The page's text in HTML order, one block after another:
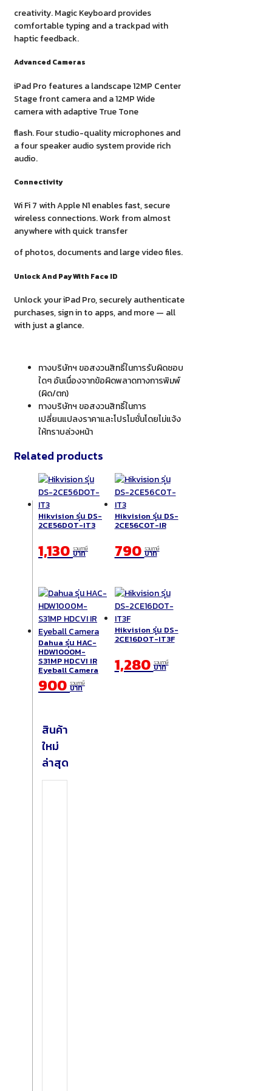
creativity. Magic Keyboard provides
comfortable typing and a trackpad with
haptic feedback.
Advanced Cameras
iPad Pro features a landscape 12MP Center
Stage front camera and a 12MP Wide
camera with adaptive True Tone
flash. Four studio-quality microphones and
a four speaker audio system provide rich
audio.
Connectivity
Wi Fi 7 with Apple N1 enables fast, secure
wireless connections. Work from almost
anywhere with quick transfer
of photos, documents and large video files.
Unlock And Pay With Face ID
Unlock your iPad Pro, securely authenticate
purchases, sign in to apps, and more — all
with just a glance.
ทางบริษัทฯ ขอสงวนสิทธิ์ในการรับผิดชอบ
ใดๆ อันเนื่องจากข้อผิดพลาดทางการพิมพ์
(ผิด/ตก)
ทางบริษัทฯ ขอสงวนสิทธิ์ในการ
เปลี่ยนแปลงราคาและโปรโมชั่นโดยไม่แจ้ง
ให้ทราบล่วงหน้า
Related products
Hikvision รุ่น DS-
2CE56DOT-IT3
1,130 รวมภาษี
บาท
Hikvision รุ่น DS-
2CE56C0T-IR
790รวมภาษี
บาท
Dahua รุ่น HAC-
HDW1000M-
S31MP HDCVI IR
Eyeball Camera
900 รวมภาษี
บาท
Hikvision รุ่น DS-
2CE16DOT-IT3F
1,280รวมภาษี
บาท
สินค้า
ใหม่
ล่าสุด